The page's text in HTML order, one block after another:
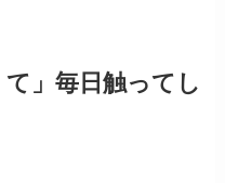
」毎日触ってし